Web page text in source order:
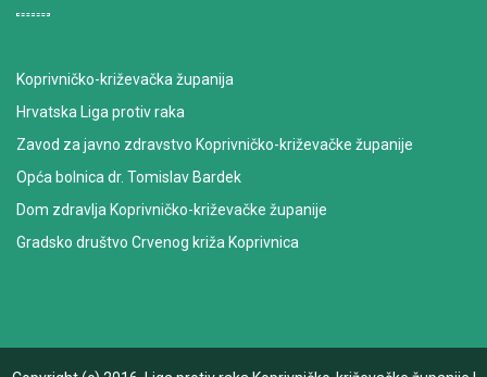
Koprivničko-križevačka županija
Hrvatska Liga protiv raka
Zavod za javno zdravstvo Koprivničko-križevačke županije
Opća bolnica dr. Tomislav Bardek
Dom zdravlja Koprivničko-križevačke županije
Gradsko društvo Crvenog križa Koprivnica